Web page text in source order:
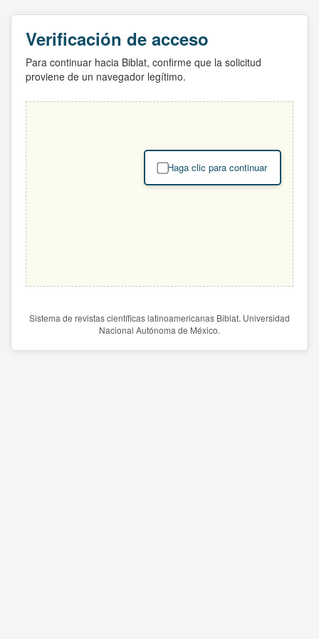
Verificación de acceso
Para continuar hacia Biblat, confirme que la solicitud
proviene de un navegador legítimo.
Haga clic para continuar
Sistema de revistas científicas latinoamericanas Biblat. Universidad
Nacional Autónoma de México.